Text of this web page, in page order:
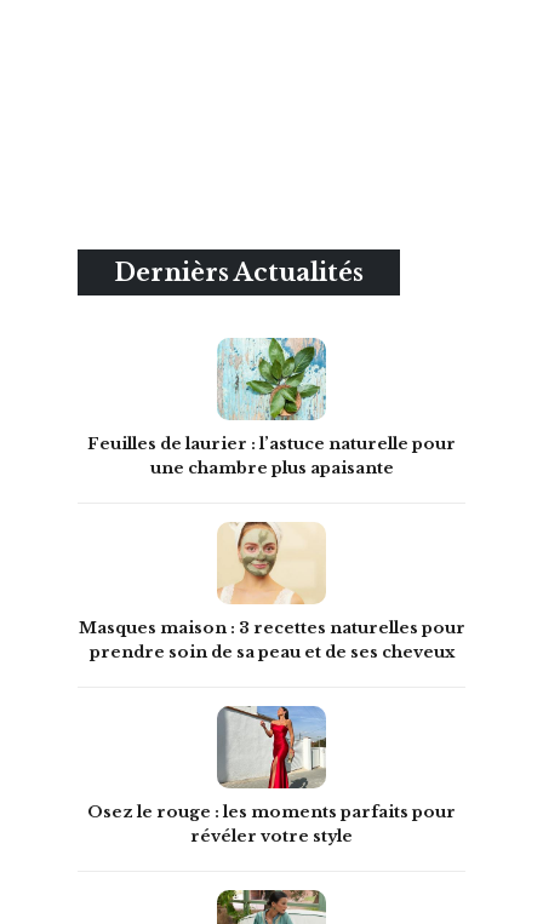
Dernièrs Actualités
Feuilles de laurier : l’astuce naturelle pour
une chambre plus apaisante
Masques maison : 3 recettes naturelles pour
prendre soin de sa peau et de ses cheveux
Osez le rouge : les moments parfaits pour
révéler votre style